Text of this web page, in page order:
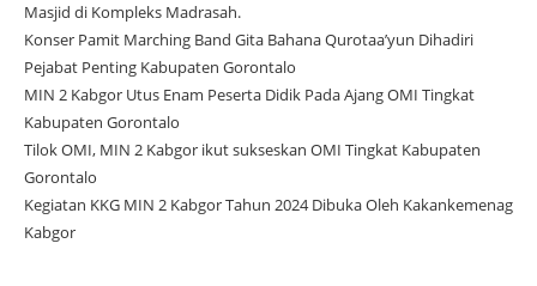
Masjid di Kompleks Madrasah.
Konser Pamit Marching Band Gita Bahana Qurotaa’yun Dihadiri
Pejabat Penting Kabupaten Gorontalo
MIN 2 Kabgor Utus Enam Peserta Didik Pada Ajang OMI Tingkat
Kabupaten Gorontalo
Tilok OMI, MIN 2 Kabgor ikut sukseskan OMI Tingkat Kabupaten
Gorontalo
Kegiatan KKG MIN 2 Kabgor Tahun 2024 Dibuka Oleh Kakankemenag
Kabgor